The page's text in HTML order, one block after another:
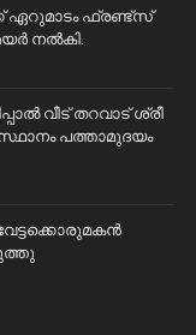
ഏറുമാടം ഫ്രണ്ട്സ്
നൽകി.
വീട് തറവാട് ശ്രീ
പത്താമുദയം